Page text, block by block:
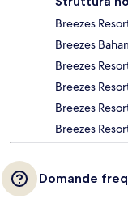
Breezes
Breezes
Breezes
Breezes
Breezes
Breezes
Domande